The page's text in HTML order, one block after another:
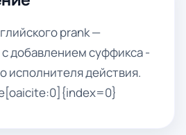
prank —
добавлением суффикса -
исполнителя действия.